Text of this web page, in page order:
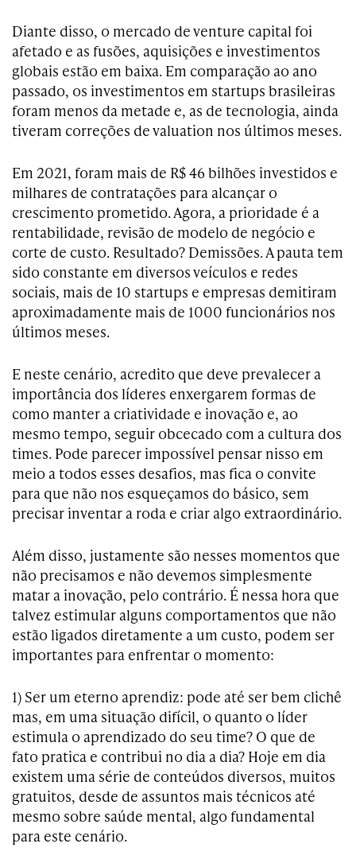
Diante disso, o mercado de venture capital foi
afetado e as fusões, aquisições e investimentos
globais estão em baixa. Em comparação ao ano
passado, os investimentos em startups brasileiras
foram menos da metade e, as de tecnologia, ainda
tiveram correções de valuation nos últimos meses.
Em 2021, foram mais de R$ 46 bilhões investidos e
milhares de contratações para alcançar o
crescimento prometido. Agora, a prioridade é a
rentabilidade, revisão de modelo de negócio e
corte de custo. Resultado? Demissões. A pauta tem
sido constante em diversos veículos e redes
sociais, mais de 10 startups e empresas demitiram
aproximadamente mais de 1000 funcionários nos
últimos meses.
E neste cenário, acredito que deve prevalecer a
importância dos líderes enxergarem formas de
como manter a criatividade e inovação e, ao
mesmo tempo, seguir obcecado com a cultura dos
times. Pode parecer impossível pensar nisso em
meio a todos esses desafios, mas fica o convite
para que não nos esqueçamos do básico, sem
precisar inventar a roda e criar algo extraordinário.
Além disso, justamente são nesses momentos que
não precisamos e não devemos simplesmente
matar a inovação, pelo contrário. É nessa hora que
talvez estimular alguns comportamentos que não
estão ligados diretamente a um custo, podem ser
importantes para enfrentar o momento:
1) Ser um eterno aprendiz: pode até ser bem clichê
mas, em uma situação difícil, o quanto o líder
estimula o aprendizado do seu time? O que de
fato pratica e contribui no dia a dia? Hoje em dia
existem uma série de conteúdos diversos, muitos
gratuitos, desde de assuntos mais técnicos até
mesmo sobre saúde mental, algo fundamental
para este cenário.